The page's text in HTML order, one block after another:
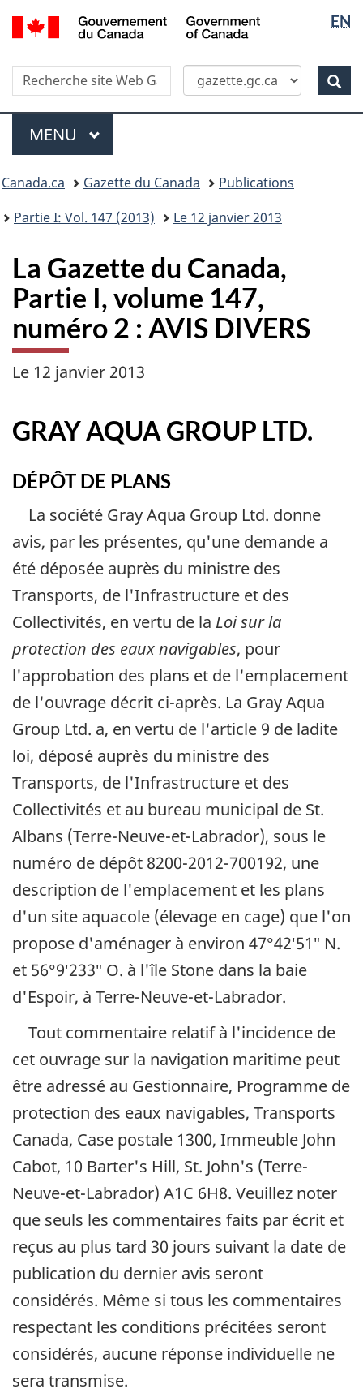
Skip
to
content
Passer
à
version
HTML
simplifiée
la
langue
EN
Canada
Recherche
Recherche
dans
site
Web
Menu
MENU PRINCIPAL
�tes
ici
Canada.ca Gazette du Canada
Publications
Partie I: Vol. 147 (2013)
Le 12 janvier 2013
La Gazette du Canada,
Partie I, volume 147,
numéro 2 : AVIS DIVERS
Le 12 janvier 2013
GRAY AQUA GROUP LTD.
DÉPÔT DE PLANS
La société Gray Aqua Group Ltd. donne
avis, par les présentes, qu'une demande a
été déposée auprès du ministre des
Transports, de l'Infrastructure et des
Collectivités, en vertu de la Loi sur la
protection des eaux navigables, pour
l'approbation des plans et de l'emplacement
de l'ouvrage décrit ci-après. La Gray Aqua
Group Ltd. a, en vertu de l'article 9 de ladite
loi, déposé auprès du ministre des
Transports, de l'Infrastructure et des
Collectivités et au bureau municipal de St.
Albans (Terre-Neuve-et-Labrador), sous le
numéro de dépôt 8200-2012-700192, une
description de l'emplacement et les plans
d'un site aquacole (élevage en cage) que l'on
propose d'aménager à environ 47°42′51″ N.
et 56°9′233″ O. à l'île Stone dans la baie
d'Espoir, à Terre-Neuve-et-Labrador.
Tout commentaire relatif à l'incidence de
cet ouvrage sur la navigation maritime peut
être adressé au Gestionnaire, Programme de
protection des eaux navigables, Transports
Canada, Case postale 1300, Immeuble John
Cabot, 10 Barter's Hill, St. John's (Terre-
Neuve-et-Labrador) A1C 6H8. Veuillez noter
que seuls les commentaires faits par écrit et
reçus au plus tard 30 jours suivant la date de
publication du dernier avis seront
considérés. Même si tous les commentaires
respectant les conditions précitées seront
considérés, aucune réponse individuelle ne
sera transmise.